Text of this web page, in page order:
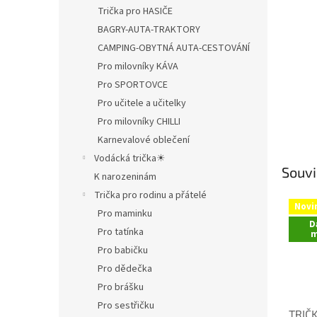
Trička pro HASIČE
BAGRY-AUTA-TRAKTORY
CAMPING-OBYTNÁ AUTA-CESTOVÁNÍ
Pro milovníky KÁVA
Pro SPORTOVCE
Pro učitele a učitelky
Pro milovníky CHILLI
Karnevalové oblečení
Vodácká trička☀
K narozeninám
Trička pro rodinu a přátelé
Pro maminku
Pro tatínka
Pro babičku
Pro dědečka
Pro brášku
Pro sestřičku